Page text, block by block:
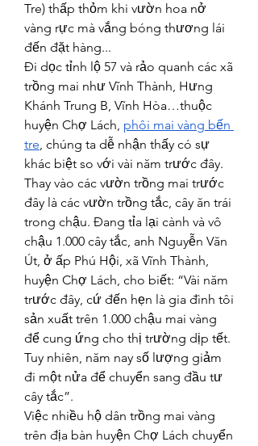
Tre) thấp thỏm khi vườn hoa nở
vàng rực mà vắng bóng thương lái
đến đặt hàng...
Đi dọc tỉnh lộ 57 và rảo quanh các xã
trồng mai như Vĩnh Thành, Hưng
Khánh Trung B, Vĩnh Hòa…thuộc
huyện Chợ Lách, phôi mai vàng bến
tre, chúng ta dễ nhận thấy có sự
khác biệt so với vài năm trước đây.
Thay vào các vườn trồng mai trước
đây là các vườn trồng tắc, cây ăn trái
trong chậu. Đang tỉa lại cành và vô
chậu 1.000 cây tắc, anh Nguyễn Văn
Út, ở ấp Phú Hội, xã Vĩnh Thành,
huyện Chợ Lách, cho biết: “Vài năm
trước đây, cứ đến hẹn là gia đình tôi
sản xuất trên 1.000 chậu mai vàng
để cung ứng cho thị trường dịp tết.
Tuy nhiên, năm nay số lượng giảm
đi một nửa để chuyển sang đầu tư
cây tắc”.
Việc nhiều hộ dân trồng mai vàng
trên địa bàn huyện Chợ Lách chuyển